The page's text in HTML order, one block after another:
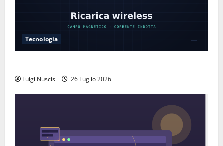
Tecnologia
Luigi Nuscis 26 Luglio 2026